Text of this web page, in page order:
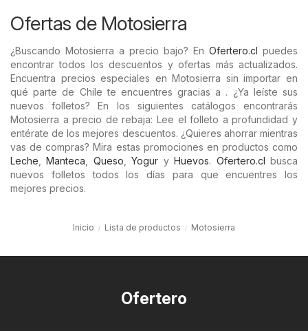
Ofertas de Motosierra
¿Buscando Motosierra a precio bajo? En Ofertero.cl puedes
encontrar todos los descuentos y ofertas más actualizados.
Encuentra precios especiales en Motosierra sin importar en
qué parte de Chile te encuentres gracias a . ¿Ya leíste sus
nuevos folletos? En los siguientes catálogos encontrarás
Motosierra a precio de rebaja: Lee el folleto a profundidad y
entérate de los mejores descuentos. ¿Quieres ahorrar mientras
vas de compras? Mira estas promociones en productos como
Leche ,Manteca Queso ,Yogur yHuevos. Ofertero.cl busca
nuevos folletos todos los días para que encuentres los
mejores precios.
Inicio Lista de productos Motosierra
Ofertero